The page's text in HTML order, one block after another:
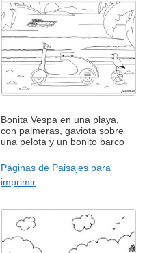
Bonita Vespa en una playa,
con palmeras, gaviota sobre
una pelota y un bonito barco
Páginas de Paisajes para
imprimir